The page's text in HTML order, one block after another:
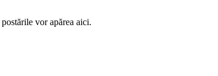
vor apărea aici.